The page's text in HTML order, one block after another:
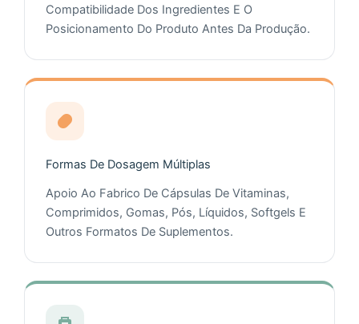
Compatibilidade Dos Ingredientes E O
Posicionamento Do Produto Antes Da Produção.
Formas De Dosagem Múltiplas
Apoio Ao Fabrico De Cápsulas De Vitaminas,
Comprimidos, Gomas, Pós, Líquidos, Softgels E
Outros Formatos De Suplementos.